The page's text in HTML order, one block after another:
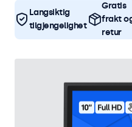
Langsiktig
tilgjengelighet
Gratis
frakt
retur